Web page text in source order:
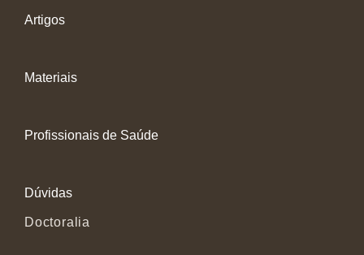
Artigos
Materiais
Profissionais de Saúde
Dúvidas
Doctoralia